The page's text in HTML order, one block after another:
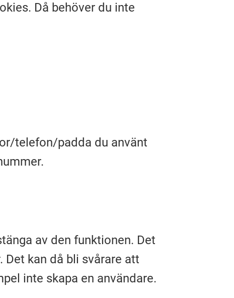
Då behöver du inte
telefon/padda du använt
av den funktionen. Det
Det kan då bli svårare att
inte skapa en användare.